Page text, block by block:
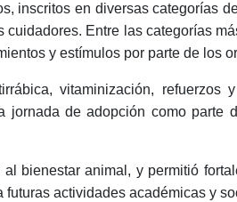
inscritos en diversas categorías
Entre las categorías
y estímulos por parte de los
vitaminización, refuerzos
de adopción como parte
bienestar animal, y permitió
actividades académicas y